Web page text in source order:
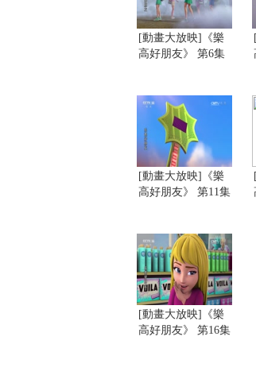
[動畫大放映]《樂
高好朋友》 第6集
[動畫大放映]《樂
高好朋友》 第11集
[動畫大放映]《樂
高好朋友》 第16集